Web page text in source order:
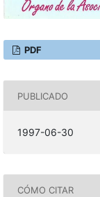
PDF
PUBLICADO
1997-06-30
CÓMO CITAR